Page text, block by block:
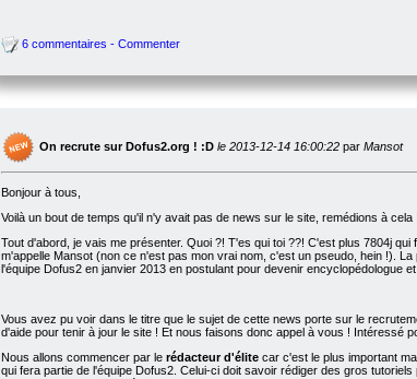
6 commentaires - Commenter
On recrute sur Dofus2.org ! :D le 2013-12-14 16:00:22 par Mansot
Bonjour à tous,
Voilà un bout de temps qu'il n'y avait pas de news sur le site, remédions à cela
Tout d'abord, je vais me présenter. Quoi ?! T'es qui toi ??! C'est plus 7804j
m'appelle Mansot (non ce n'est pas mon vrai nom, c'est un pseudo, hein !).
l'équipe Dofus2 en janvier 2013 en postulant pour devenir encyclopédologue
Vous avez pu voir dans le titre que le sujet de cette news porte sur le
d'aide pour tenir à jour le site ! Et nous faisons donc appel à vous ! Intéressé
Nous allons commencer par le rédacteur d'élite car c'est le plus important
qui fera partie de l'équipe Dofus2. Celui-ci doit savoir rédiger des gros